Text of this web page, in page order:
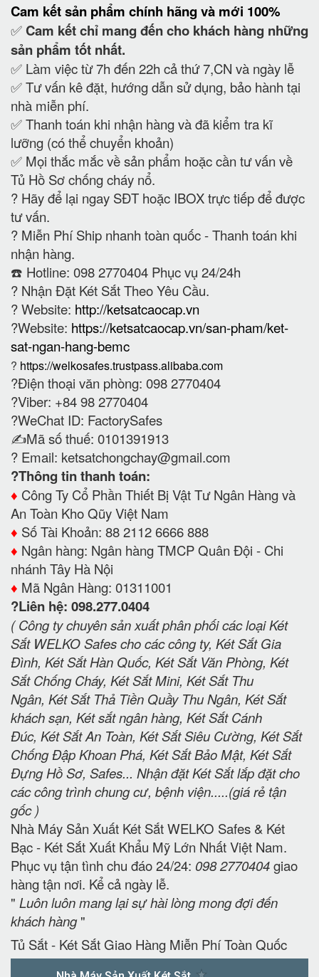
Cam kếtsản phẩm chính hãng và mới 100%
✅ Cam kếtchỉ mang đến cho khách hàng những
sản phẩm tốt nhất.
✅ Làm việc từ 7h đến 22h cả thứ 7,CN và ngày lễ
✅ Tư vấn kê đặt, hướng dẫn sử dụng, bảo hành tại
nhà miễn phí.
✅ Thanh toán khi nhận hàng và đã kiểm tra kĩ
lưỡng (có thể chuyển khoản)
✅ Mọi thắc mắc về sản phẩm hoặc cần tư vấn về
Tủ Hồ Sơ chống cháy nổ.
? Hãy để lại ngay SĐT hoặc IBOX trực tiếp để được
tư vấn.
? Miễn Phí Ship nhanh toàn quốc - Thanh toán khi
nhận hàng.
☎️ Hotline: 098 2770404 Phục vụ 24/24h
? Nhận Đặt Két Sắt Theo Yêu Cầu.
? Website: http://ketsatcaocap.vn
?Website: https://ketsatcaocap.vn/san-pham/ket-
sat-ngan-hang-bemc
? https://welkosafes.trustpass.alibaba.com
?Điện thoại văn phòng: 098 2770404
?Viber: +84 98 2770404
?WeChat ID: FactorySafes
✍️Mã số thuế: 0101391913
? Email: ketsatchongchay@gmail.com
?Thông tin thanh toán:
♦️ Công Ty Cổ Phần Thiết Bị Vật Tư Ngân Hàng và
An Toàn Kho Qũy Việt Nam
♦️ Số Tài Khoản: 88 2112 6666 888
♦️ Ngân hàng: Ngân hàng TMCP Quân Đội - Chi
nhánh Tây Hà Nội
♦️ Mã Ngân Hàng: 01311001
?Liên hệ: 098.277.0404
( Công ty chuyên sản xuất phân phối các loại Két
Sắt WELKO Safes cho các công ty, Két Sắt Gia
Đình, Két Sắt Hàn Quốc, Két Sắt Văn Phòng, Két
Sắt Chống Cháy, Két Sắt Mini, Két Sắt Thu
Ngân, Két Sắt Thả Tiền Quầy Thu Ngân, Két Sắt
khách sạn, Két sắt ngân hàng, Két Sắt Cánh
Đúc, Két Sắt An Toàn, Két Sắt Siêu Cường, Két Sắt
Chống Đập Khoan Phá, Két Sắt Bảo Mật, Két Sắt
Đựng Hồ Sơ, Safes... Nhận đặt Két Sắt lắp đặt cho
các công trình chung cư, bệnh viện.....(giá rẻ tận
gốc )
Nhà Máy Sản Xuất Két Sắt WELKO Safes & Két
Bạc - Két Sắt Xuất Khẩu Mỹ Lớn Nhất Việt Nam.
Phục vụ tận tình chu đáo 24/24: 098 2770404giao
hàng tận nơi. Kể cả ngày lễ.
" Luôn luôn mang lại sự hài lòng mong đợi đến
khách hàng"
Tủ Sắt - Két Sắt Giao Hàng Miễn Phí Toàn Quốc